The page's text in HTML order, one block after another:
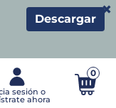
Descargar
×
0